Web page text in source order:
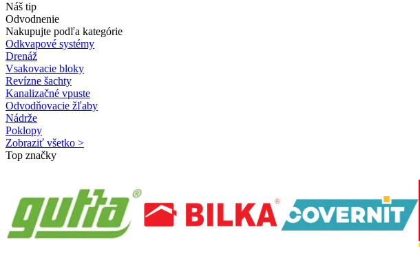
Náš tip
Odvodnenie
Nakupujte podľa kategórie
Odkvapové systémy
Drenáž
Vsakovacie bloky
Revízne šachty
Kanalizačné vpuste
Odvodňovacie žľaby
Nádrže
Poklopy
Zobraziť všetko >
Top značky